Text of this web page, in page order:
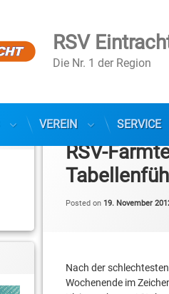
RSV
Die Nr. 1 der Region
VEREIN SERVICE
RSV-
Posted on 19. November
Nach der
Wochenende im